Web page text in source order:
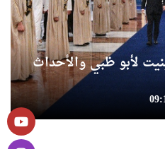
لأبو ظبي والأحداث